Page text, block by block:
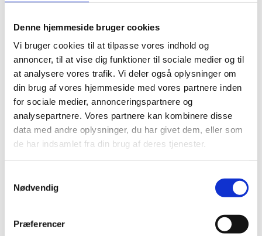
Denne hjemmeside bruger cookies
Vi bruger cookies til at tilpasse vores indhold og
annoncer, til at vise dig funktioner til sociale medier og til
at analysere vores trafik. Vi deler også oplysninger om
din brug af vores hjemmeside med vores partnere inden
for sociale medier, annonceringspartnere og
analysepartnere. Vores partnere kan kombinere disse
data med andre oplysninger, du har givet dem, eller som
de har indsamlet fra din brug af deres tjenester.
Nødvendig
Præferencer
Arky
FreeStyle
Intermedico
A & D Japan (Kivex)
Omron
Sentech
Yamax
Philips
Tilbud
Information
Bag facaden
Gode råd
Betingelser
Kontakt
Hurtig levering